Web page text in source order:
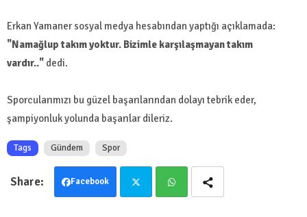
Erkan Yamaner sosyal medya hesabından yaptığı açıklamada:
"Namağlup takım yoktur. Bizimle karşılaşmayan takım
vardır.." dedi.
Sporcularımızı bu güzel başarılarından dolayı tebrik eder,
şampiyonluk yolunda başarılar dileriz.
Tags Gündem Spor
Facebook